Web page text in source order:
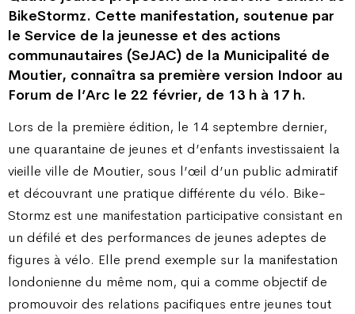
BikeStormz. Cette manifestation, soutenue par
le Service de la jeunesse et des actions
communautaires (SeJAC) de la Municipalité de
Moutier, connaîtra sa première version Indoor au
Forum de l’Arc le 22 février, de 13 h à 17 h.
Lors de la première édition, le 14 septembre dernier,
une quarantaine de jeunes et d’enfants investissaient la
vieille ville de Moutier, sous l’œil d’un public admiratif
et découvrant une pratique différente du vélo. Bike-
Stormz est une manifestation participative consistant en
un défilé et des performances de jeunes adeptes de
figures à vélo. Elle prend exemple sur la manifestation
londonienne du même nom, qui a comme objectif de
promouvoir des relations pacifiques entre jeunes tout